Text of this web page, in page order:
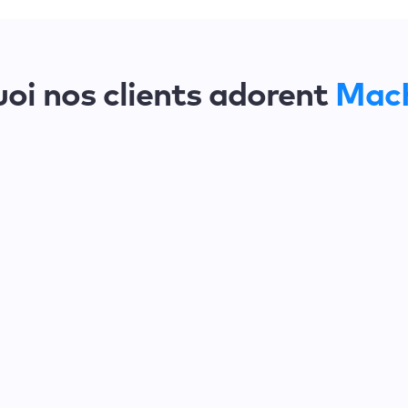
nos clients adorent